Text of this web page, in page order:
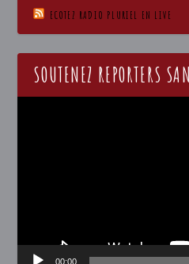
ECOTEZ RADIO PLURIEL EN LIVE
SOUTENEZ REPORTERS
00:00